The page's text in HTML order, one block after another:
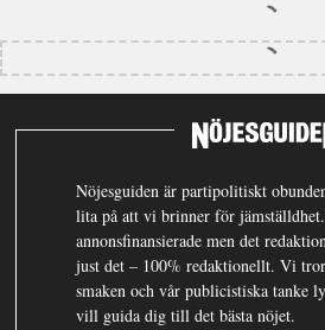
Nöjesguiden är partipolitiskt
lita på att vi brinner för
annonsfinansierade men det
just det – 100% redaktionellt. Vi
smaken och vår publicistiska tanke
vill guida dig till det bästa nöjet.